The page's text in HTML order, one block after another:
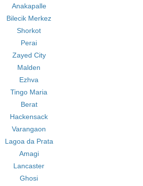
Anakapalle
Bilecik Merkez
Shorkot
Perai
Zayed City
Malden
Ezhva
Tingo Maria
Berat
Hackensack
Varangaon
Lagoa da Prata
Amagi
Lancaster
Ghosi